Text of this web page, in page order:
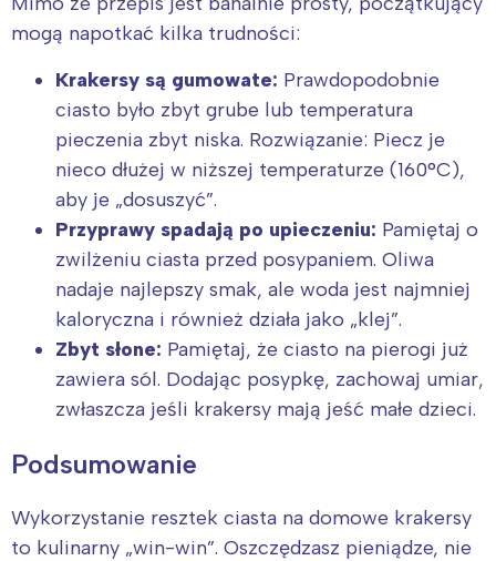
mogą napotkać kilka trudności:
Krakersy są gumowate: Prawdopodobnie
ciasto było zbyt grube lub temperatura
pieczenia zbyt niska. Rozwiązanie: Piecz je
nieco dłużej w niższej temperaturze (160°C),
aby je „dosuszyć”.
Przyprawy spadają po upieczeniu: Pamiętaj o
zwilżeniu ciasta przed posypaniem. Oliwa
nadaje najlepszy smak, ale woda jest najmniej
kaloryczna i również działa jako „klej”.
Zbyt słone: Pamiętaj, że ciasto na pierogi już
zawiera sól. Dodając posypkę, zachowaj umiar,
zwłaszcza jeśli krakersy mają jeść małe dzieci.
Podsumowanie
Wykorzystanie resztek ciasta na domowe krakersy
to kulinarny „win-win”. Oszczędzasz pieniądze, nie